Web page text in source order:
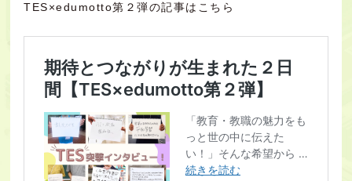
TES×edumotto第２弾の記事はこちら